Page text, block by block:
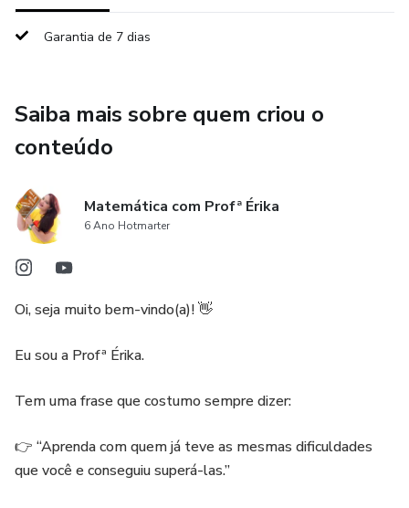
prática das quatro operações.
➕ 50 atividades de Adição - com e sem reagrupamento,
adição de números naturais e decimais
➖ 50 atividades de Subtração -com e sem reagrupamento
,subtração de “emprestar”
subtração com decimais
✖️ 50 atividades de Multiplicação : multiplicações com 1, 2
e 3 algarismos multiplicação com números decimais
Divisões exatas com até 5 números na chave
Totalizando 200 atividades, todas voltadas para treino,
Garantia de 7 dias
Saiba mais sobre quem criou o
conteúdo
Matemática com Profª Érika
6 Ano Hotmarter
Oi, seja muito bem-vindo(a)! 👋
Eu sou a Profª Érika.
Tem uma frase que costumo sempre dizer:
👉 “Aprenda com quem já teve as mesmas dificuldades
que você e conseguiu superá-las.”